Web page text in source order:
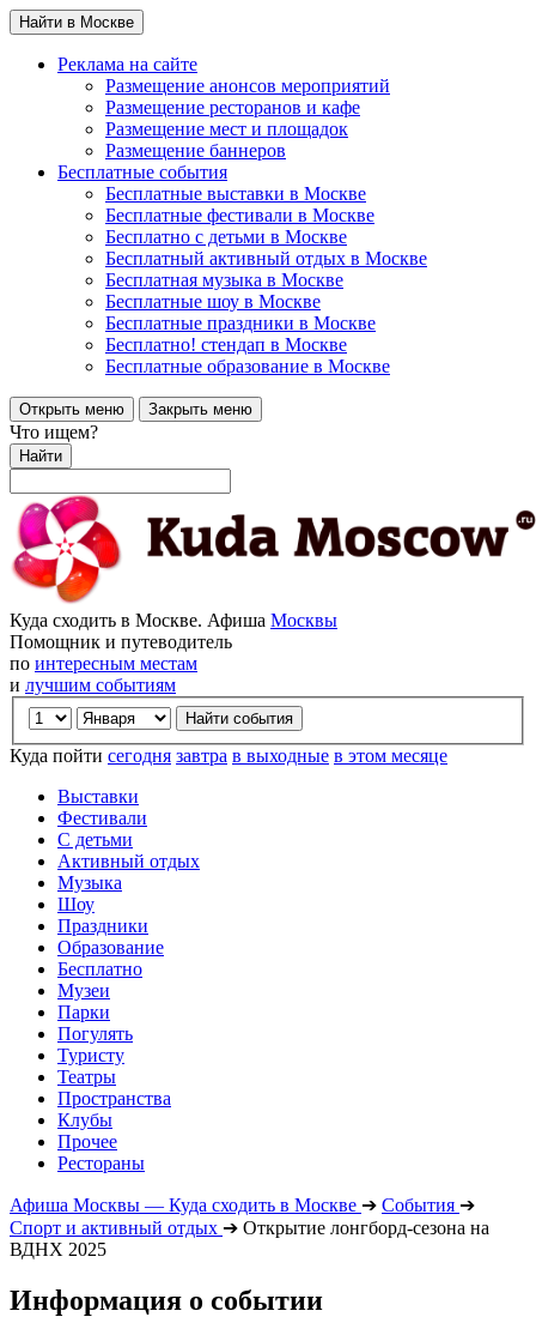
Найти в Москве
Реклама на сайте
Размещение анонсов мероприятий
Размещение ресторанов и кафе
Размещение мест и площадок
Размещение баннеров
Бесплатные события
Бесплатные выставки в Москве
Бесплатные фестивали в Москве
Бесплатно с детьми в Москве
Бесплатный активный отдых в Москве
Бесплатная музыка в Москве
Бесплатные шоу в Москве
Бесплатные праздники в Москве
Бесплатно! стендап в Москве
Бесплатные образование в Москве
Открыть меню Закрыть меню
Что ищем?
Найти
Куда сходить в Москве. Афиша Москвы
Помощник и путеводитель
по интересным местам
и лучшим событиям
Куда пойти сегодня завтра в выходные в этом месяце
Выставки
Фестивали
С детьми
Активный отдых
Музыка
Шоу
Праздники
Образование
Бесплатно
Музеи
Парки
Погулять
Туристу
Театры
Пространства
Клубы
Прочее
Рестораны
Афиша Москвы — Куда сходить в Москве ➔ События ➔
Спорт и активный отдых ➔ Открытие лонгборд-сезона на
ВДНХ 2025
Информация о событии